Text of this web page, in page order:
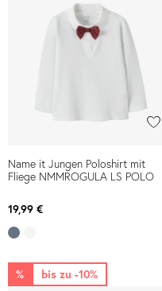
Name it Jungen Poloshirt mit
Fliege NMMROGULA LS POLO
19,99 €
bis zu -10%
%